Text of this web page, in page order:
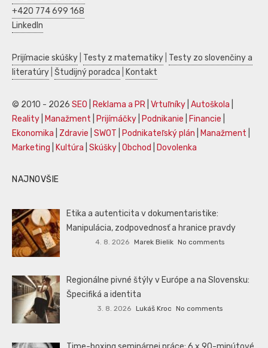
+420 774 699 168
LinkedIn
Prijímacie skúšky Testy z matematiky Testy zo slovenčiny a
literatúry Študijný poradca Kontakt
© 2010 - 2026 SEO Reklama a PR Vrtuľníky Autoškola
Reality
Manažment Prijímáčky Podnikanie Financie
Ekonomika
Zdravie SWOT Podnikateľský plán Manažment
Marketing
Kultúra Skúšky Obchod Dovolenka
NAJNOVŠIE
Etika a autenticita v dokumentaristike:
Manipulácia, zodpovednosť a hranice pravdy
4. 8. 2026 Marek Bielik No comments
Regionálne pivné štýly v Európe a na Slovensku:
Špecifiká a identita
3. 8. 2026 Lukáš Kroc No comments